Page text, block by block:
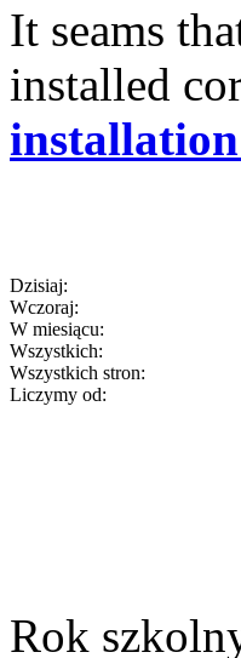
It seams
installed
Dzisiaj:
Wczoraj:
W miesiącu:
Wszystkich:
Wszystkich stron:
Liczymy od:
Rok